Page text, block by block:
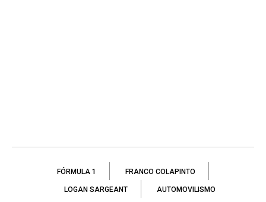
FÓRMULA 1 FRANCO COLAPINTO
LOGAN SARGEANT AUTOMOVILISMO